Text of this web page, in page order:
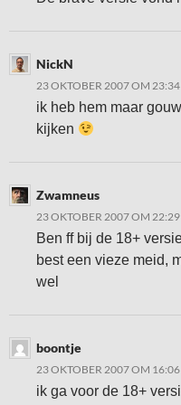
NickN
23 OKTOBER 2007 OM 23:34
ik heb hem maar
kijken
Zwamneus
23 OKTOBER 2007 OM 22:29
Ben ff bij de 18+
best een vieze meid,
wel
boontje
23 OKTOBER 2007 OM 16:06
ik ga voor de 18+